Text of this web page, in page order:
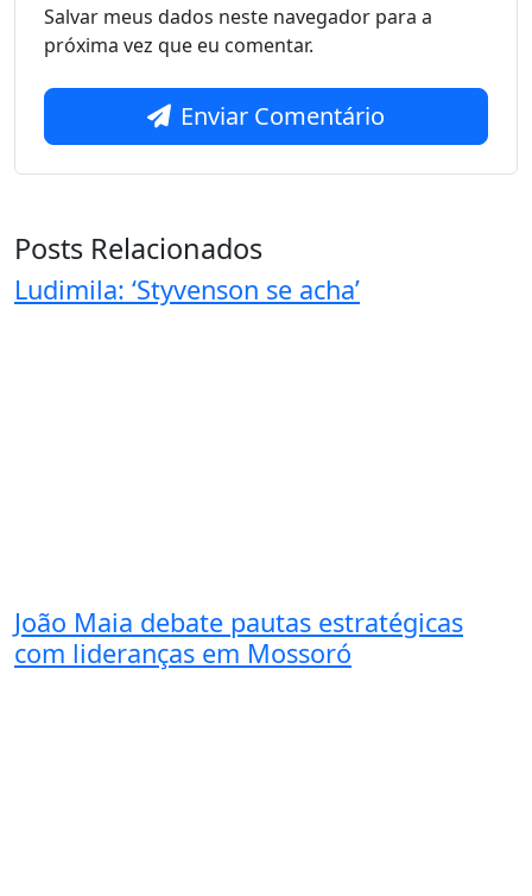
Salvar meus dados neste navegador para a
próxima vez que eu comentar.
Enviar Comentário
Posts Relacionados
Ludimila: ‘Styvenson se acha’
João Maia debate pautas estratégicas
com lideranças em Mossoró